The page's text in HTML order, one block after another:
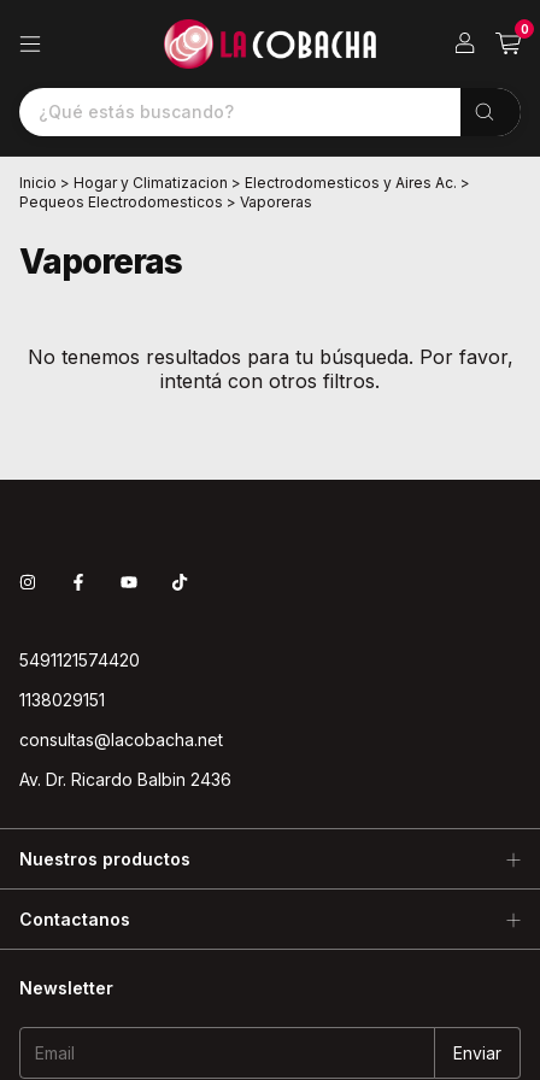
0
Inicio > Hogar y Climatizacion > Electrodomesticos y Aires Ac. >
Pequeos Electrodomesticos > Vaporeras
Vaporeras
No tenemos resultados para tu búsqueda. Por favor,
intentá con otros filtros.
5491121574420
1138029151
consultas@lacobacha.net
Av. Dr. Ricardo Balbin 2436
Nuestros productos
Contactanos
Newsletter